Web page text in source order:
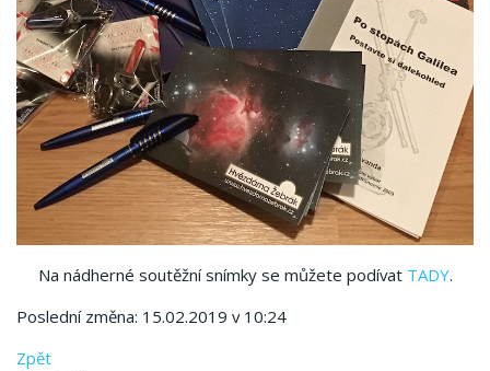
Na nádherné soutěžní snímky se můžete podívat TADY.
Poslední změna: 15.02.2019 v 10:24
Zpět